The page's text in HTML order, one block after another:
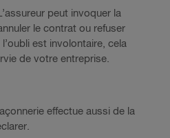
peut invoquer la
le contrat ou refuser
est involontaire, cela
de votre entreprise.
effectue aussi de la